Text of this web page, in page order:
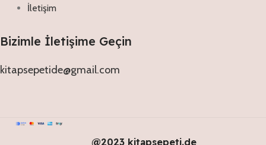
İletişim
Bizimle İletişime Geçin
kitapsepetide@gmail.com
@2023 kitapsepeti.de